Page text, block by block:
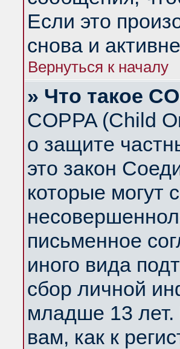
Если это
снова и
Вернуться к началу
» Что такое
COPPA (Child
о защите
это закон
которые могут
письменное
иного вида
сбор личной
младше 13
вам, как к